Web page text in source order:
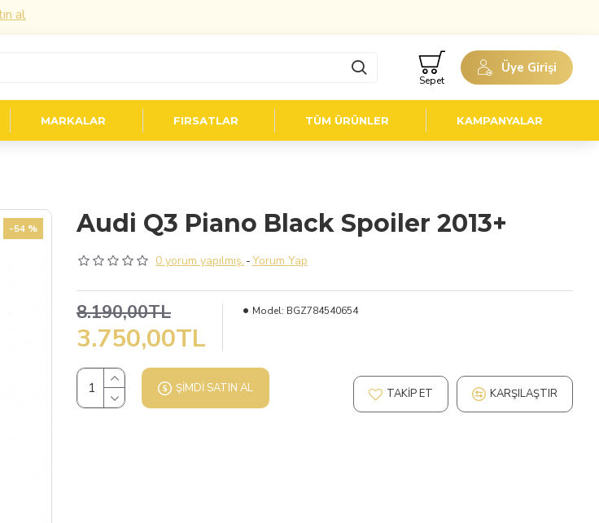
Üye Girişi
Sepet
MARKALAR FIRSATLAR TÜM ÜRÜNLER KAMPANYALAR
-54 % Audi Q3 Piano Black Spoiler 2013+
0 yorum yapılmış. -Yorum Yap
3.750,00TL
8.190,00TL Model: BGZ784540654
ŞIMDI SATIN AL TAKIP ET KARŞILAŞTIR